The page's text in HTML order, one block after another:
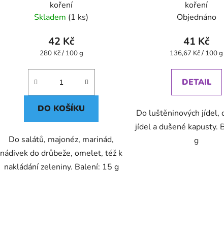
koření
Skladem (1 ks)
42 Kč
Měrná
280 Kč / 100 g
DO KOŠÍKU
Do salátů, majonéz, marinád,
nádivek do drůbeže, omelet, též k
nakládání zeleniny. Balení: 15 g
koření
Objednáno
41 Kč
Měrná
136,67 Kč / 100 g
DETAIL
Do luštěninových jídel,
jídel a dušené kapusty.
g